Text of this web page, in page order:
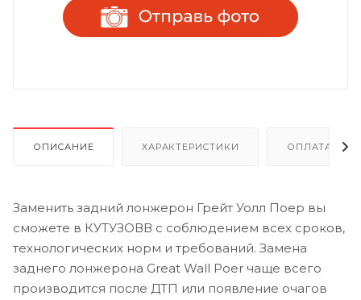
ОПИСАНИЕ ХАРАКТЕРИСТИКИ ОПЛАТА И
Заменить задний лонжерон Грейт Уолл Поер вы
сможете в КУТУЗОВВ с соблюдением всех сроков,
технологических норм и требований. Замена
заднего лонжерона Great Wall Poer чаще всего
производится после ДТП или появление очагов